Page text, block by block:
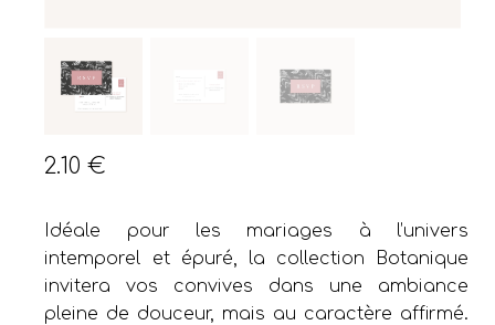
2.10€
Idéale pour les mariages à l’univers
intemporel et épuré, la collection Botanique
invitera vos convives dans une ambiance
pleine de douceur, mais au caractère affirmé.